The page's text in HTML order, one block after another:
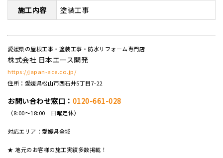
施工内容
塗装工事
愛媛県の屋根工事・塗装工事・防水リフォーム専門店
株式会社 日本エース開発
https://japan-ace.co.jp/
住所：愛媛県松山市西石井5丁目7-22
お問い合わせ窓口： 0120-661-028
（8:00～18:00 日曜定休）
対応エリア：愛媛県全域
★ 地元のお客様の施工実績多数掲載！